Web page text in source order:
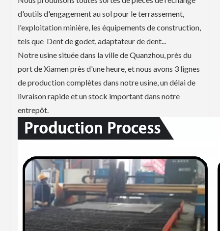
d'outils d'engagement au sol pour le terrassement,
l'exploitation minière, les équipements de construction,
tels que Dent de godet, adaptateur de dent...
Notre usine située dans la ville de Quanzhou, près du
port de Xiamen près d'une heure, et nous avons 3 lignes
de production complètes dans notre usine, un délai de
livraison rapide et un stock important dans notre
entrepôt.